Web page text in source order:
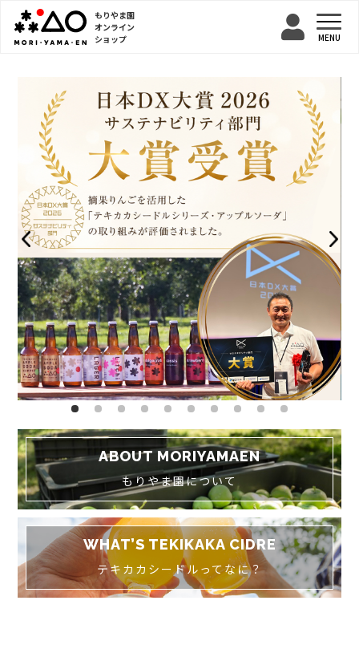
もりやま園
オンライン
ショップ
ABOUT MORIYAMAEN
もりやま園について
WHAT’S TEKIKAKA CIDRE
テキカカシードルってなに？